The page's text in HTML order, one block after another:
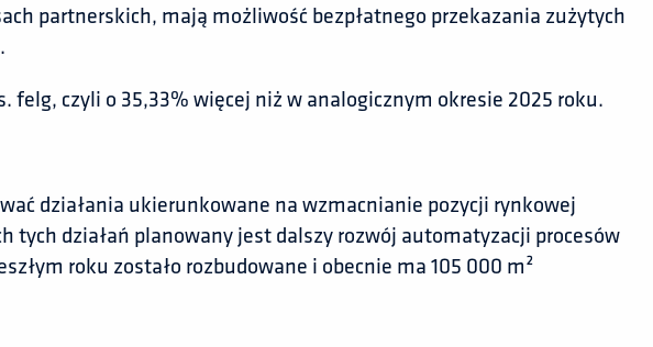
partnerskich, mają możliwość bezpłatnego przekazania zużytych
czyli o 35,33% więcej niż w analogicznym okresie 2025 roku.
działania ukierunkowane na wzmacnianie pozycji rynkowej
tych działań planowany jest dalszy rozwój automatyzacji procesów
roku zostało rozbudowane i obecnie ma 105 000 m²